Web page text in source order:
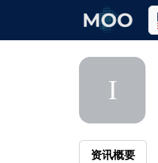
I
资讯概要